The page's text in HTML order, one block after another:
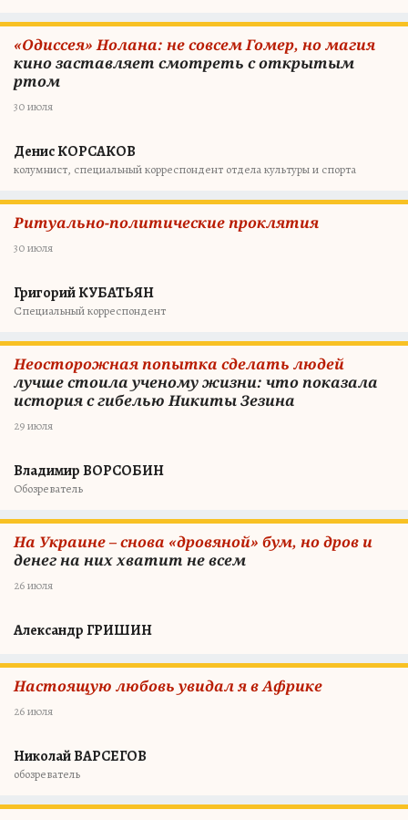
«Одиссея» Нолана: не совсем Гомер, но магия
кино заставляет смотреть с открытым
ртом
30 июля
Денис КОРСАКОВ
колумнист, специальный корреспондент отдела культуры и спорта
Ритуально-политические проклятия
30 июля
Григорий КУБАТЬЯН
Специальный корреспондент
Неосторожная попытка сделать людей
лучше стоила ученому жизни: что показала
история с гибелью Никиты Зезина
29 июля
Владимир ВОРСОБИН
Обозреватель
На Украине – снова «дровяной» бум, но дров и
денег на них хватит не всем
26 июля
Александр ГРИШИН
Настоящую любовь увидал я в Африке
26 июля
Николай ВАРСЕГОВ
обозреватель